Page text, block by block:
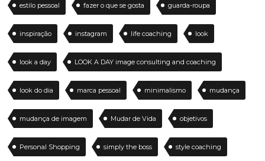
estilo pessoal fazer o que se gosta guarda-roupa
inspiração instagram life coaching look
look a day LOOK A DAY image consulting and coaching
look do dia marca pessoal minimalismo mudança
mudança de imagem Mudar de Vida objetivos
Personal Shopping simply the boss style coaching